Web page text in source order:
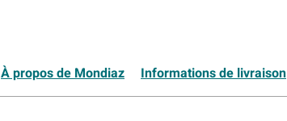
À propos de Mondiaz Informations de livraison